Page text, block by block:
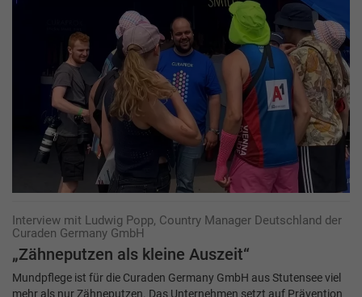
Interview mit Ludwig Popp, Country Manager Deutschland der
Curaden Germany GmbH
„Zähneputzen als kleine Auszeit“
Mundpflege ist für die Curaden Germany GmbH aus Stutensee viel
mehr als nur Zähneputzen. Das Unternehmen setzt auf Prävention